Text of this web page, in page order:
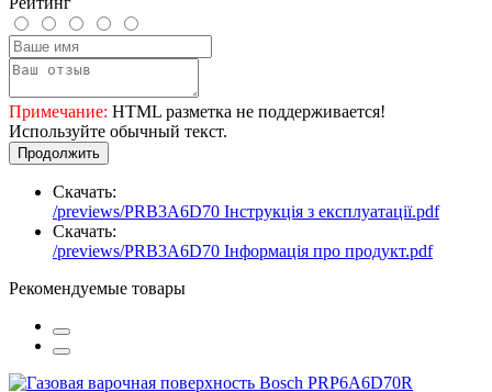
Примечание: HTML разметка не поддерживается!
Используйте обычный текст.
Продолжить
Скачать:
/previews/PRB3A6D70 Інструкція з експлуатації.pdf
Скачать:
/previews/PRB3A6D70 Інформація про продукт.pdf
Рекомендуемые товары